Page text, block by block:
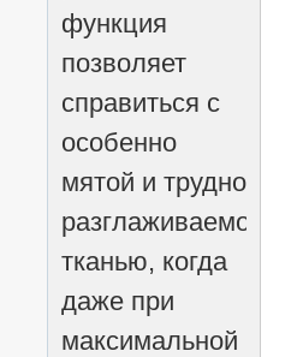
функция
позволяет
справиться с
особенно
мятой и трудно
разглаживаемой
тканью, когда
даже при
максимальной